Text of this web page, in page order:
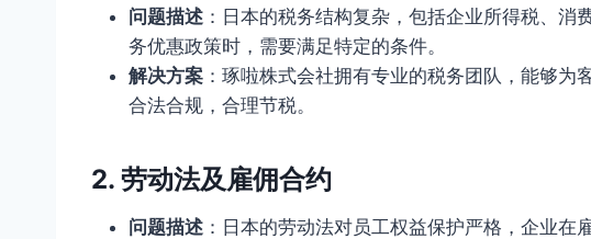
问题描述 ：日本的税务结构复杂，包括企业所得税、
务优惠政策时，需要满足特定的条件。
解决方案 ：琢啦株式会社拥有专业的税务团队，能够
合法合规，合理节税。
2. 劳动法及雇佣合约
问题描述 ：日本的劳动法对员工权益保护严格，企业在